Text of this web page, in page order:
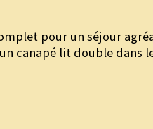
pour un séjour
canapé lit double dans